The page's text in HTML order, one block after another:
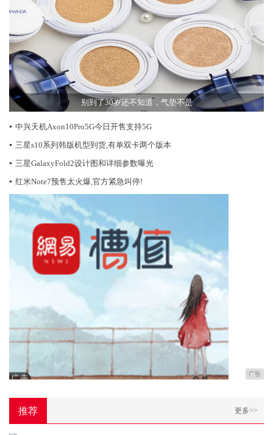
别到了30岁还不知道，气垫不是
▪ 中兴天机Axon10Pro5G今日开售支持5G
▪ 三星s10系列韩版机型到货,有单双卡两个版本
▪ 三星GalaxyFold2设计图和详细参数曝光
▪ 红米Note7预售太火爆,官方紧急叫停!
广告
推荐 更多>>